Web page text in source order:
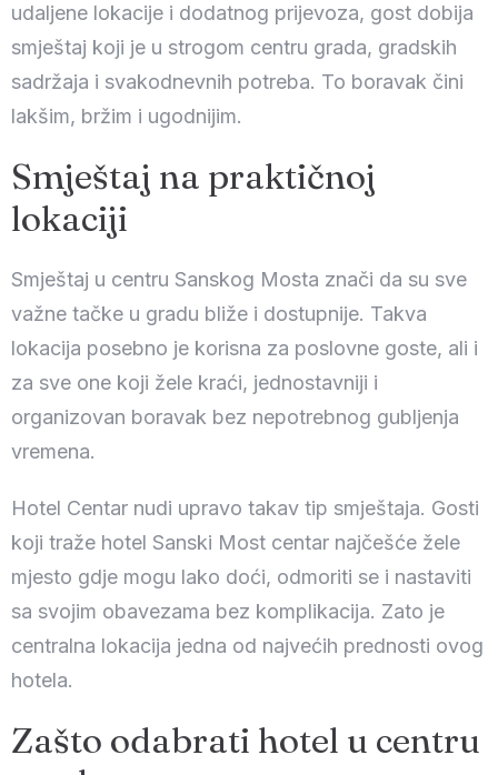
udaljene lokacije i dodatnog prijevoza, gost dobija
smještaj koji je u strogom centru grada, gradskih
sadržaja i svakodnevnih potreba. To boravak čini
lakšim, bržim i ugodnijim.
Smještaj na praktičnoj
lokaciji
Smještaj u centru Sanskog Mosta znači da su sve
važne tačke u gradu bliže i dostupnije. Takva
lokacija posebno je korisna za poslovne goste, ali i
za sve one koji žele kraći, jednostavniji i
organizovan boravak bez nepotrebnog gubljenja
vremena.
Hotel Centar nudi upravo takav tip smještaja. Gosti
koji traže hotel Sanski Most centar najčešće žele
mjesto gdje mogu lako doći, odmoriti se i nastaviti
sa svojim obavezama bez komplikacija. Zato je
centralna lokacija jedna od najvećih prednosti ovog
hotela.
Zašto odabrati hotel u centru